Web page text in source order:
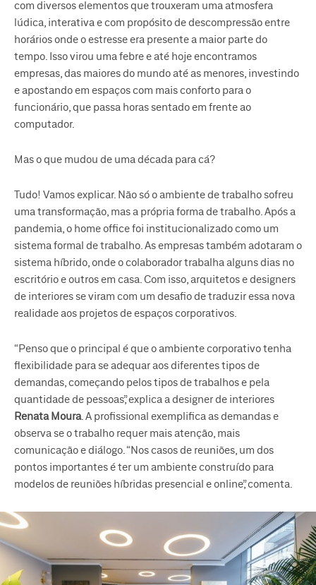
com diversos elementos que trouxeram uma atmosfera
lúdica, interativa e com propósito de descompressão entre
horários onde o estresse era presente a maior parte do
tempo. Isso virou uma febre e até hoje encontramos
empresas, das maiores do mundo até as menores, investindo
e apostando em espaços com mais conforto para o
funcionário, que passa horas sentado em frente ao
computador.
Mas o que mudou de uma década para cá?
Tudo! Vamos explicar. Não só o ambiente de trabalho sofreu
uma transformação, mas a própria forma de trabalho. Após a
pandemia, o home office foi institucionalizado como um
sistema formal de trabalho. As empresas também adotaram o
sistema híbrido, onde o colaborador trabalha alguns dias no
escritório e outros em casa. Com isso, arquitetos e designers
de interiores se viram com um desafio de traduzir essa nova
realidade aos projetos de espaços corporativos.
“Penso que o principal é que o ambiente corporativo tenha
flexibilidade para se adequar aos diferentes tipos de
demandas, começando pelos tipos de trabalhos e pela
quantidade de pessoas”, explica a designer de interiores
Renata Moura. A profissional exemplifica as demandas e
observa se o trabalho requer mais atenção, mais
comunicação e diálogo. “Nos casos de reuniões, um dos
pontos importantes é ter um ambiente construído para
modelos de reuniões híbridas presencial e online”, comenta.